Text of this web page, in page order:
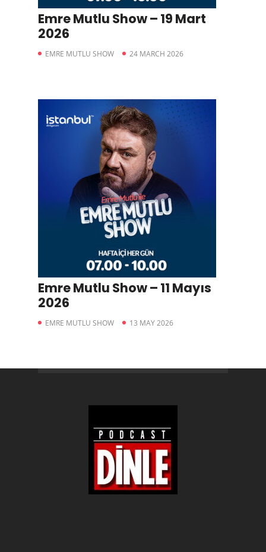
Emre Mutlu Show – 19 Mart
2026
EMRE MUTLU SHOW 24 MARCH 2026
Emre Mutlu Show – 11 Mayıs
2026
EMRE MUTLU SHOW 13 MAY 2026